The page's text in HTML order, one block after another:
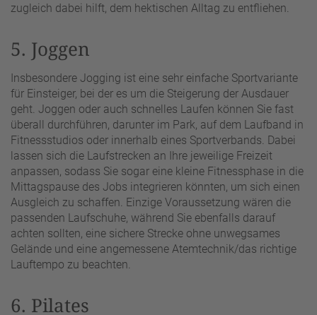
zugleich dabei hilft, dem hektischen Alltag zu entfliehen.
5. Joggen
Insbesondere Jogging ist eine sehr einfache Sportvariante
für Einsteiger, bei der es um die Steigerung der Ausdauer
geht. Joggen oder auch schnelles Laufen können Sie fast
überall durchführen, darunter im Park, auf dem Laufband in
Fitnessstudios oder innerhalb eines Sportverbands. Dabei
lassen sich die Laufstrecken an Ihre jeweilige Freizeit
anpassen, sodass Sie sogar eine kleine Fitnessphase in die
Mittagspause des Jobs integrieren könnten, um sich einen
Ausgleich zu schaffen. Einzige Voraussetzung wären die
passenden Laufschuhe, während Sie ebenfalls darauf
achten sollten, eine sichere Strecke ohne unwegsames
Gelände und eine angemessene Atemtechnik/das richtige
Lauftempo zu beachten.
6. Pilates